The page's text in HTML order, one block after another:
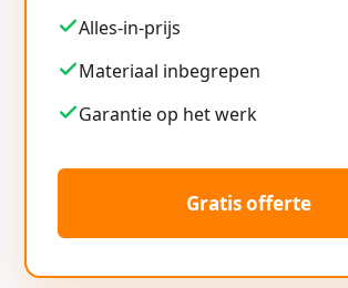
Alles-in-prijs
Materiaal inbegrepen
Garantie op het werk
Gratis offerte